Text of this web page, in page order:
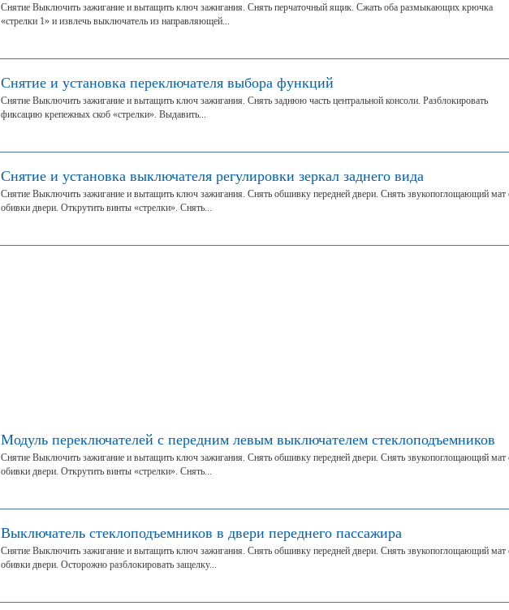
Снятие Выключить зажигание и вытащить ключ зажигания. Снять перчаточный ящик. Сжать оба размыкающих крючка
«стрелки 1» и извлечь выключатель из направляющей...
Снятие и установка переключателя выбора функций
Снятие Выключить зажигание и вытащить ключ зажигания. Снять заднюю часть центральной консоли. Разблокировать
фиксацию крепежных скоб «стрелки». Выдавить...
Снятие и установка выключателя регулировки зеркал заднего вида
Снятие Выключить зажигание и вытащить ключ зажигания. Снять обшивку передней двери. Снять звукопоглощающий мат
обивки двери. Открутить винты «стрелки». Снять...
Модуль переключателей с передним левым выключателем стеклоподъемников
Снятие Выключить зажигание и вытащить ключ зажигания. Снять обшивку передней двери. Снять звукопоглощающий мат
обивки двери. Открутить винты «стрелки». Снять...
Выключатель стеклоподъемников в двери переднего пассажира
Снятие Выключить зажигание и вытащить ключ зажигания. Снять обшивку передней двери. Снять звукопоглощающий мат
обивки двери. Осторожно разблокировать защелку...